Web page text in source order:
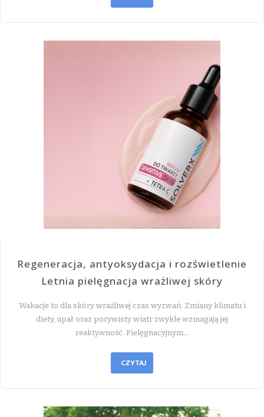
Regeneracja, antyoksydacja i rozświetlenie
Letnia pielęgnacja wrażliwej skóry
Wakacje to dla skóry wrażliwej czas wyzwań. Zmiany klimatu i
diety, upał oraz porywisty wiatr zwykle wzmagają jej
reaktywność. Pielęgnacyjnym…
CZYTAJ